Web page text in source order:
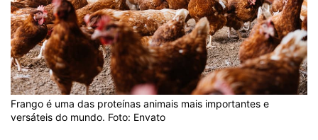
Frango é uma das proteínas animais mais importantes e
versáteis do mundo. Foto: Envato